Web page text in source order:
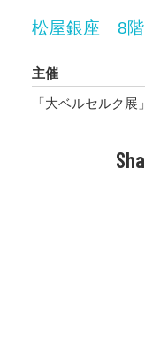
松屋銀座 8階
主催
「大ベルセルク展